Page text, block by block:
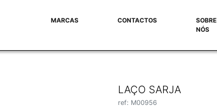
MARCAS CONTACTOS
SOBRE
NÓS
LAÇO SARJA
ref: M00956